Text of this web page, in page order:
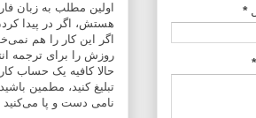
اولین مطلب به زبان
هستش، اگر در پیدا
اگر این کار را هم
روزش را برای ترجمه
حالا کافیه یک حساب
تبلیغ کنید، مطمین
نامی دست و پا
*
*